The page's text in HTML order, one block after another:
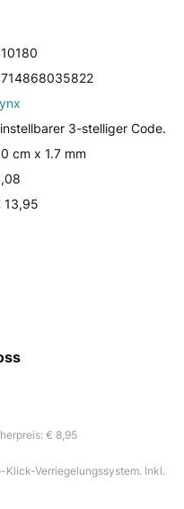
3-stelliger Code.
cm x 1.7 mm
13,95
€ 8,95
Klick-Verriegelungssystem. Inkl.